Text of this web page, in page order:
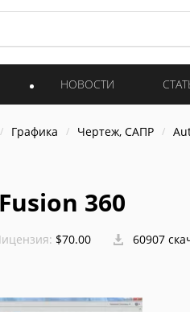
НОВОСТИ
Графика Чертеж, САПР
360
$70.00 60907